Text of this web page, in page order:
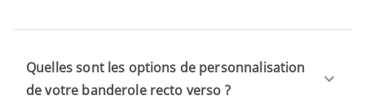
Quelles sont les options de personnalisation
de votre banderole recto verso ?